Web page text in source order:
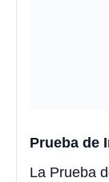
Prueba de
La Prueba